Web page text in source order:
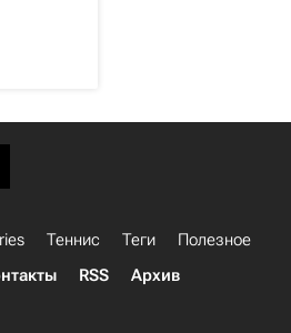
Теннис Теги
Полезное
RSS Архив